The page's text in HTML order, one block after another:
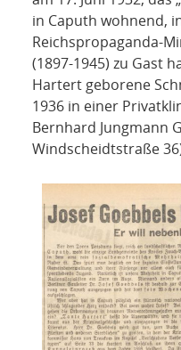
in Caputh wohnend,
Reichspropaganda-
(1897-1945) zu Gast
Hartert geborene
1936 in einer
Bernhard Jungmann
Windscheidtstraße